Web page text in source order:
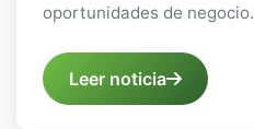
oportunidades de negocio.
Leer noticia